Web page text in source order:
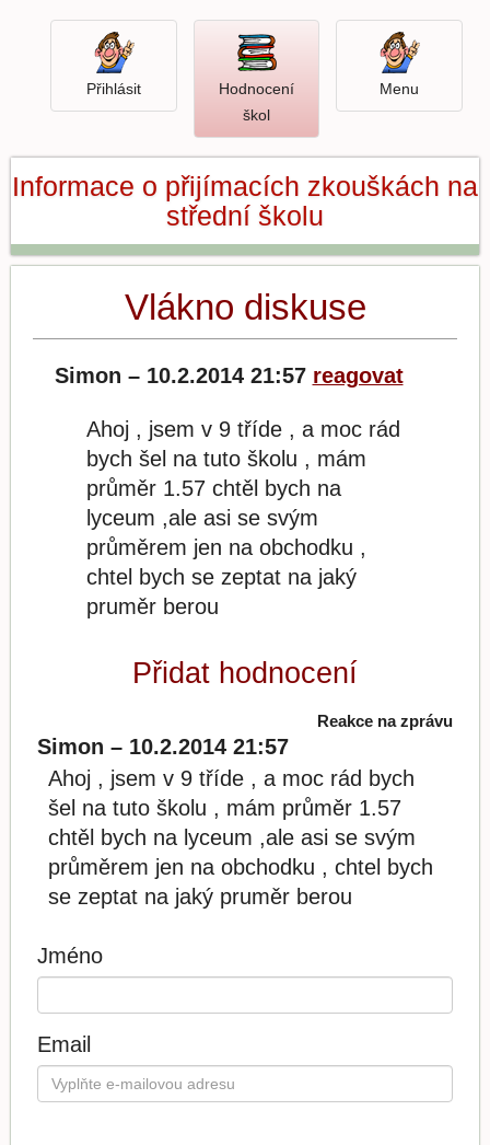
Menu
Hodnocení
školOtevři
hodnocení
PřihlásitPřihlásit
Informace o přijímacích zkouškách na
střední školu
Vlákno diskuse
Simon – 10.2.2014 21:57 reagovat
Ahoj , jsem v 9 tříde , a moc rád
bych šel na tuto školu , mám
průměr 1.57 chtěl bych na
lyceum ,ale asi se svým
průměrem jen na obchodku ,
chtel bych se zeptat na jaký
pruměr berou
Přidat hodnocení
Reakce na zprávu
Simon – 10.2.2014 21:57
Ahoj , jsem v 9 tříde , a moc rád bych
šel na tuto školu , mám průměr 1.57
chtěl bych na lyceum ,ale asi se svým
průměrem jen na obchodku , chtel bych
se zeptat na jaký pruměr berou
Jméno
Email